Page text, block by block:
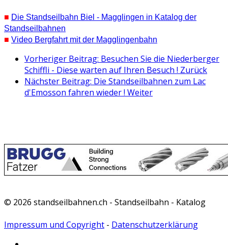
■ Die Standseilbahn Biel - Magglingen in Katalog der
Standseilbahnen
■ Video Bergfahrt mit der Magglingenbahn
Vorheriger Beitrag: Besuchen Sie die Niederberger
Schiffli - Diese warten auf Ihren Besuch ! Zurück
Nächster Beitrag: Die Standseilbahnen zum Lac
d'Emosson fahren wieder ! Weiter
© 2026 standseilbahnen.ch - Standseilbahn - Katalog
Impressum und Copyright - Datenschutzerklärung